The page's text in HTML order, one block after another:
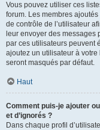
Vous pouvez utiliser ces
forum. Les membres
de contrôle de l’utilisateur
leur envoyer des
par ces utilisateurs peuvent
ajoutez un utilisateur à votre
seront masqués par défaut.
Haut
Comment puis-je ajouter
et d’ignorés ?
Dans chaque profil